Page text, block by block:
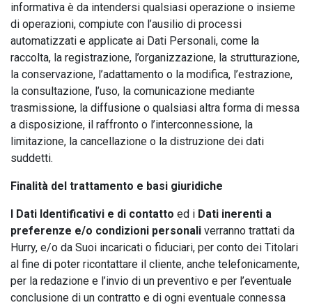
informativa è da intendersi qualsiasi operazione o insieme
di operazioni, compiute con l’ausilio di processi
automatizzati e applicate ai Dati Personali, come la
raccolta, la registrazione, l’organizzazione, la strutturazione,
la conservazione, l’adattamento o la modifica, l’estrazione,
la consultazione, l’uso, la comunicazione mediante
trasmissione, la diffusione o qualsiasi altra forma di messa
a disposizione, il raffronto o l’interconnessione, la
limitazione, la cancellazione o la distruzione dei dati
suddetti.
Finalità del trattamento e basi giuridiche
I Dati Identificativi e di contatto ed i Dati inerenti a
preferenze e/o condizioni personali verranno trattati da
Hurry, e/o da Suoi incaricati o fiduciari, per conto dei Titolari
al fine di poter ricontattare il cliente, anche telefonicamente,
per la redazione e l’invio di un preventivo e per l’eventuale
conclusione di un contratto e di ogni eventuale connessa